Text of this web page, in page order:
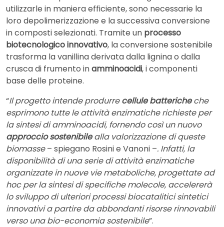
utilizzarle in maniera efficiente, sono necessarie la
loro depolimerizzazione e la successiva conversione
in composti selezionati. Tramite un processo
biotecnologico innovativo, la conversione sostenibile
trasforma la vanillina derivata dalla lignina o dalla
crusca di frumento inamminoacidi, i componenti
base delle proteine.
“Il progetto intende produrrecellule battericheche
esprimono tutte le attività enzimatiche richieste per
la sintesi di amminoacidi, fornendo così un nuovo
approccio sostenibilealla valorizzazione di queste
biomasse– spiegano Rosini e Vanoni –. Infatti, la
disponibilità di una serie di attività enzimatiche
organizzate in nuove vie metaboliche, progettate ad
hoc per la sintesi di specifiche molecole, accelererà
lo sviluppo di ulteriori processi biocatalitici sintetici
innovativi a partire da abbondanti risorse rinnovabili
verso una bio-economia sostenibile”.